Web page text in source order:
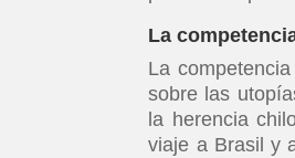
La
La
sobre las
la herencia
viaje a Brasil y